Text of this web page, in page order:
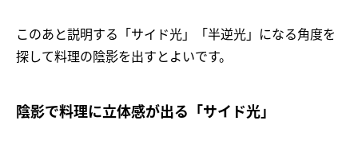
このあと説明する「サイド光」「半逆光」になる角度を
探して料理の陰影を出すとよいです。
陰影で料理に立体感が出る「サイド光」